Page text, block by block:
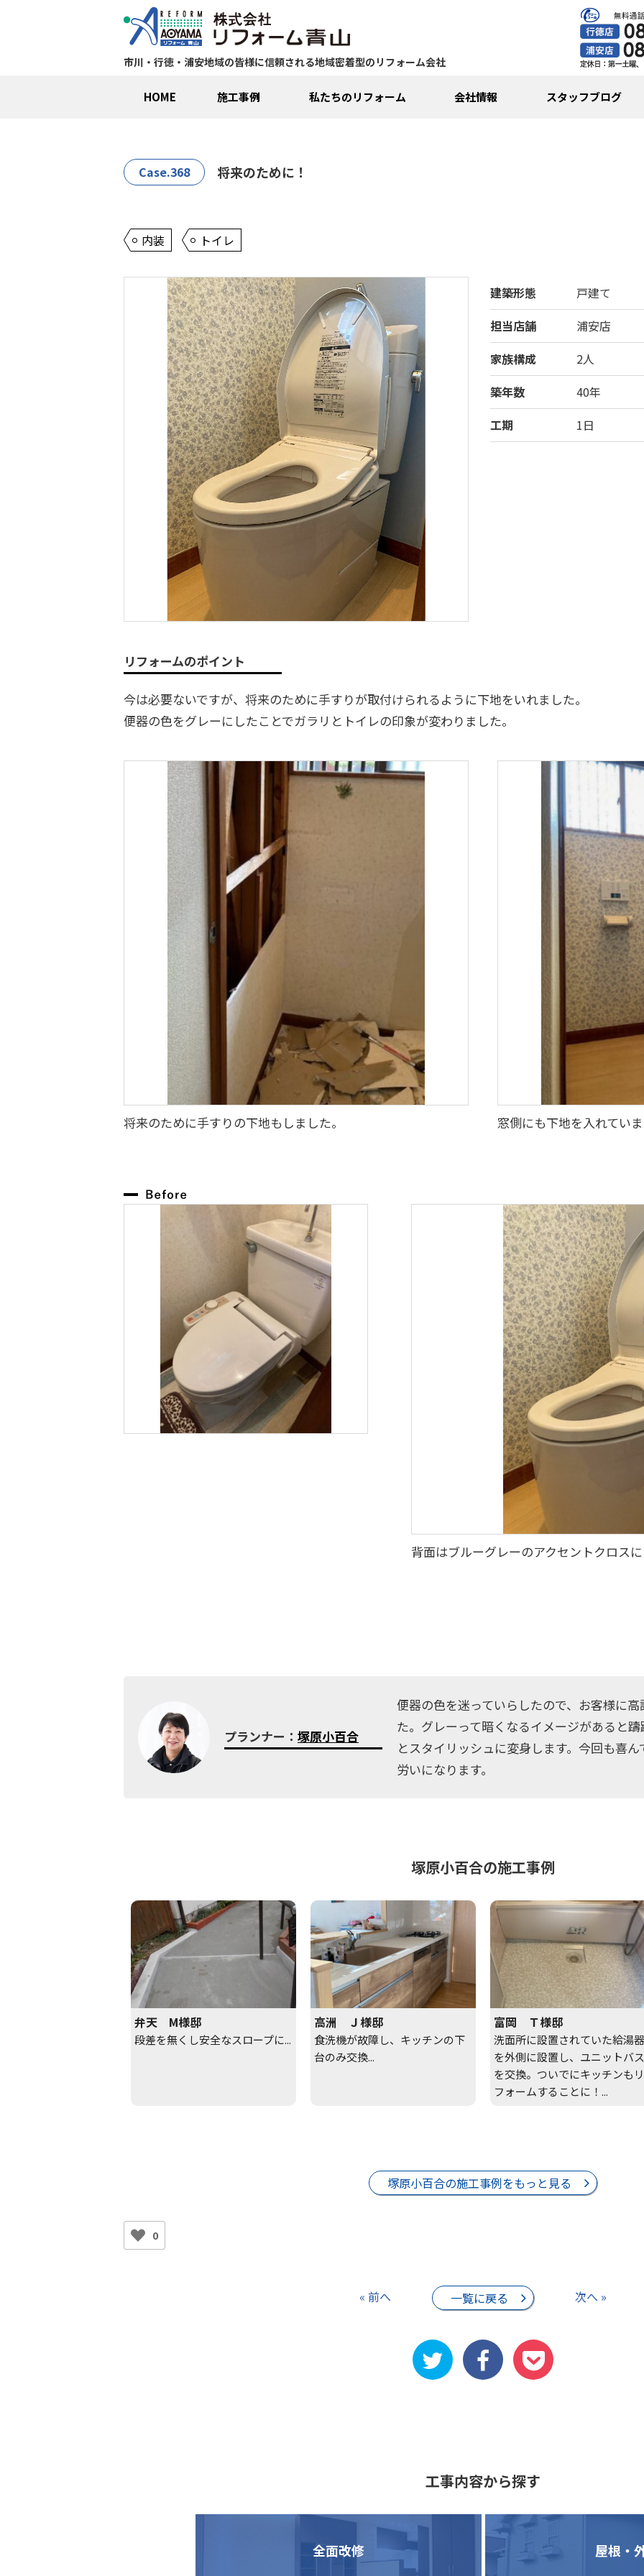
市川・行徳・浦安地域の皆様に信頼される地域密着型のリフォーム会社
HOME 施工事例 私たちのリフォーム 会社情報 スタッフブログ
Case.368 将来のために！
内装 トイレ
建築形態
戸建て
担当店舗
浦安店
家族構成
2人
築年数
40年
工期
1日
リフォームのポイント
今は必要ないですが、将来のために手すりが取付けられるように下地をいれました。
便器の色をグレーにしたことでガラリとトイレの印象が変わりました。
将来のために手すりの下地もしました。 窓側にも下地を入れてい
背面はブルーグレーのアクセントクロスに
プランナー： 塚原小百合
便器の色を迷っていらしたので、お客様に
た。グレーって暗くなるイメージがあると
とスタイリッシュに変身します。今回も喜
労いになります。
塚原小百合の施工事例
弁天 M様邸
段差を無くし安全なスロープに...
高洲 Ｊ様邸
食洗機が故障し、キッチンの下
台のみ交換...
富岡 Ｔ様邸
洗面所に設置されていた給湯器
を外側に設置し、ユニットバス
を交換。ついでにキッチンもリ
フォームすることに！...
塚原小百合の施工事例をもっと見る
0
« 前へ 一覧に戻る 次へ »
工事内容から探す
全面改修 屋根・